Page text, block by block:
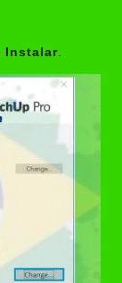
Instalar